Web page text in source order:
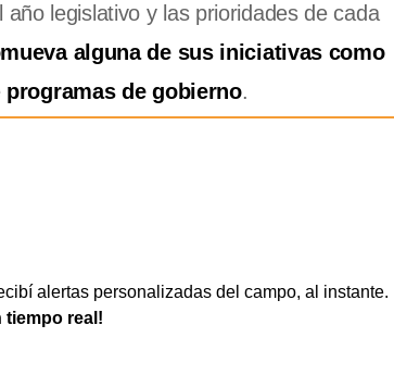
legislativo y las prioridades de cada
alguna de sus iniciativas como
programas de gobierno.
alertas personalizadas del campo, al instante.
tiempo real!